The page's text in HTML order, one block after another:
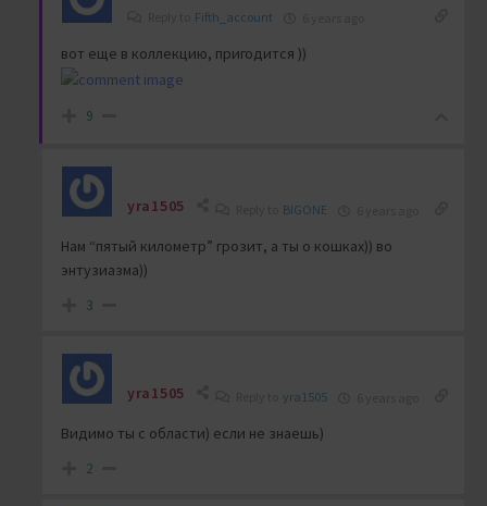
Fifth_account
вот еще в коллекцию, пригодится ))
9
yra1505 BIGONE
Нам “пятый километр” грозит, а ты о кошках)) во
энтузиазма))
3
yra1505 yra1505
Видимо ты с области) если не знаешь)
2